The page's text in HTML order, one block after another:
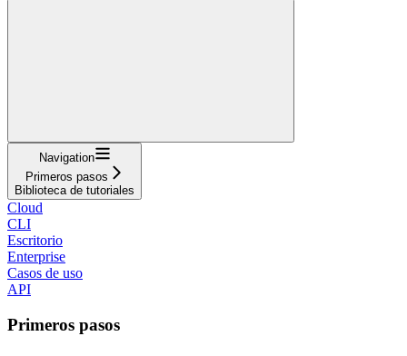
Navigation
Primeros pasos
Biblioteca de tutoriales
Cloud
CLI
Escritorio
Enterprise
Casos de uso
API
Primeros pasos